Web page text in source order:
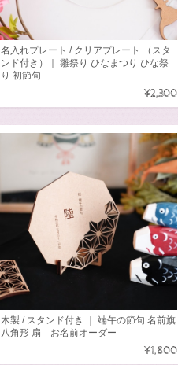
名入れプレート / クリアプレート （スタ
ンド付き）｜ 雛祭り ひなまつり ひな祭
り 初節句
¥2,300
木製 / スタンド付き ｜ 端午の節句 名前旗
八角形 扇 お名前オーダー
¥1,800